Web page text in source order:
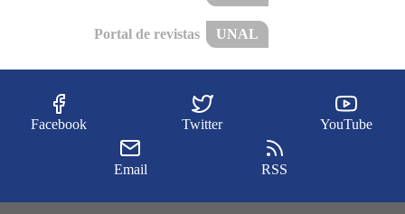
Portal de revistas UNAL
Facebook Twitter YouTube
Email RSS